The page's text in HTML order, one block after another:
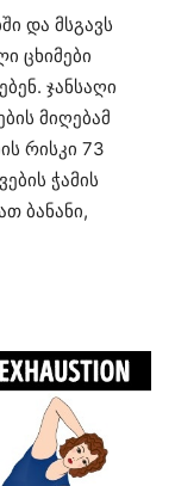
და მსგავს
ცხიმები
ჯანსაღი
მიღებამ
რისკი 73
ჭამის
ბანანი,